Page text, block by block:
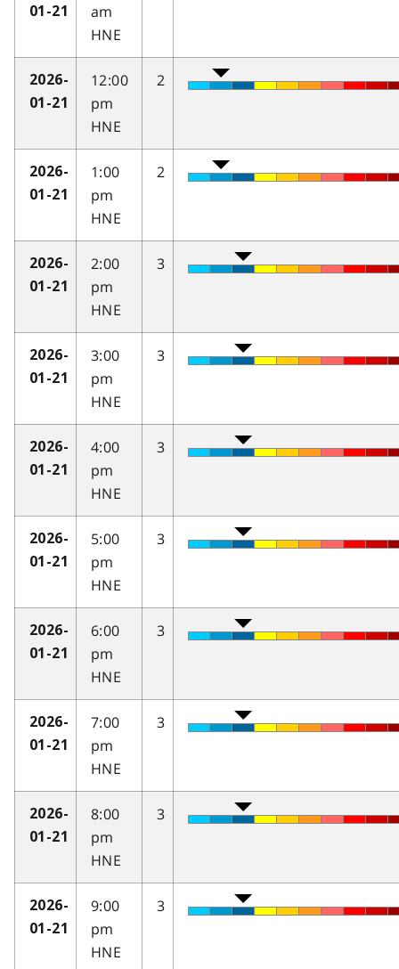
01-21
am
HNE
2026-
01-21
12:00
pm
HNE
2
2026-
01-21
1:00
pm
HNE
2
2026-
01-21
2:00
pm
HNE
3
2026-
01-21
3:00
pm
HNE
3
2026-
01-21
4:00
pm
HNE
3
2026-
01-21
5:00
pm
HNE
3
2026-
01-21
6:00
pm
HNE
3
2026-
01-21
7:00
pm
HNE
3
2026-
01-21
8:00
pm
HNE
3
2026-
01-21
9:00
pm
HNE
3